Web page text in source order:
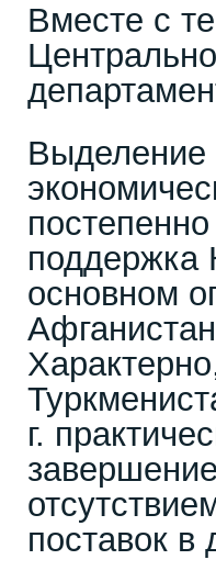
Вместе с
Выделение
поддержка
основном
г.
поставок в